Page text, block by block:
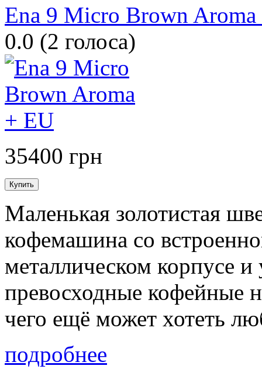
Ena 9 Micro Brown
0.0 (2 голоса)
35400 грн
Маленькая золотистая
кофемашина со
металлическом корпусе и
превосходные кофейные
чего ещё может хотеть
подробнее